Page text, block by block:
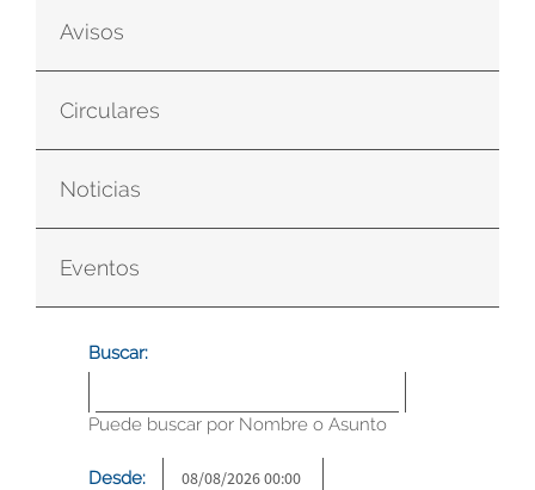
Avisos
Circulares
Noticias
Eventos
Buscar:
Puede buscar por Nombre o Asunto
Desde: